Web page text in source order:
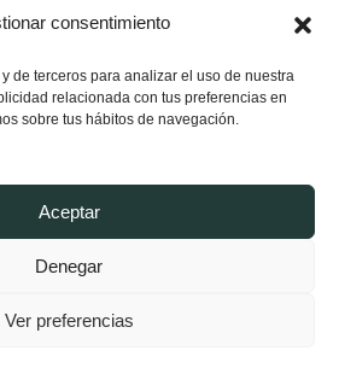
consentimiento
de terceros para analizar el uso de nuestra
relacionada con tus preferencias en
sobre tus hábitos de navegación.
Aceptar
Denegar
Ver preferencias
Contacta